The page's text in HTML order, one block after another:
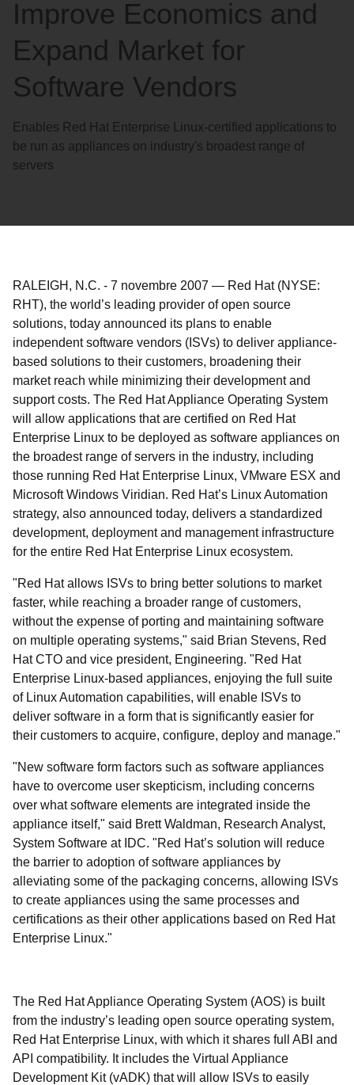
Improve Economics and
Expand Market for
Software Vendors
Enables Red Hat Enterprise Linux-certified applications to
be run as appliances on industry's broadest range of
servers
RALEIGH, N.C. - 7 novembre 2007 — Red Hat (NYSE:
RHT), the world’s leading provider of open source
solutions, today announced its plans to enable
independent software vendors (ISVs) to deliver appliance-
based solutions to their customers, broadening their
market reach while minimizing their development and
support costs. The Red Hat Appliance Operating System
will allow applications that are certified on Red Hat
Enterprise Linux to be deployed as software appliances on
the broadest range of servers in the industry, including
those running Red Hat Enterprise Linux, VMware ESX and
Microsoft Windows Viridian. Red Hat’s Linux Automation
strategy, also announced today, delivers a standardized
development, deployment and management infrastructure
for the entire Red Hat Enterprise Linux ecosystem.
"Red Hat allows ISVs to bring better solutions to market
faster, while reaching a broader range of customers,
without the expense of porting and maintaining software
on multiple operating systems," said Brian Stevens, Red
Hat CTO and vice president, Engineering. "Red Hat
Enterprise Linux-based appliances, enjoying the full suite
of Linux Automation capabilities, will enable ISVs to
deliver software in a form that is significantly easier for
their customers to acquire, configure, deploy and manage."
"New software form factors such as software appliances
have to overcome user skepticism, including concerns
over what software elements are integrated inside the
appliance itself," said Brett Waldman, Research Analyst,
System Software at IDC. "Red Hat’s solution will reduce
the barrier to adoption of software appliances by
alleviating some of the packaging concerns, allowing ISVs
to create appliances using the same processes and
certifications as their other applications based on Red Hat
Enterprise Linux."
The Red Hat Appliance Operating System (AOS) is built
from the industry’s leading open source operating system,
Red Hat Enterprise Linux, with which it shares full ABI and
API compatibility. It includes the Virtual Appliance
Development Kit (vADK) that will allow ISVs to easily